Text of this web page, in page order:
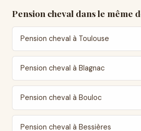
Pension cheval dans le même
Pension cheval à Toulouse
Pension cheval à Blagnac
Pension cheval à Bouloc
Pension cheval à Bessières